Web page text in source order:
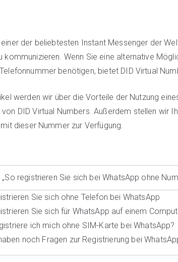
der beliebtesten Instant Messenger der
kommunizieren. Wenn Sie eine alternative
benötigen, bietet DID Virtual
werden wir über die Vorteile der Nutzung
von DID Virtual Numbers. Außerdem stellen wir
dieser Nummer zur Verfügung.
„So registrieren Sie sich bei WhatsApp ohne
Sie sich ohne Telefon bei WhatsApp
Sie sich für WhatsApp auf einem
ich mich ohne SIM-Karte bei WhatsApp?
noch Fragen zur Registrierung bei